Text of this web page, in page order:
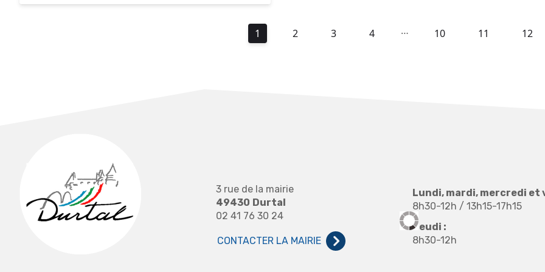
1 2 3 4 … 10 11 12
3 rue de la mairie
49430 Durtal
02 41 76 30 24
CONTACTER LA MAIRIE
Lundi, mardi, mercredi et
8h30-12h / 13h15-17h15
Jeudi :
8h30-12h